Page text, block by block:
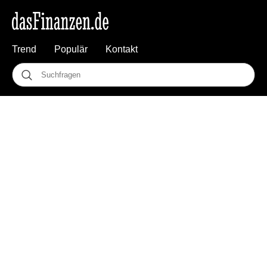
Trend Populär Kontakt